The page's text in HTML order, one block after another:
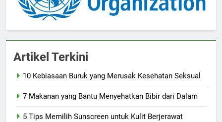
Artikel Terkini
10 Kebiasaan Buruk yang Merusak Kesehatan Seksual
7 Makanan yang Bantu Menyehatkan Bibir dari Dalam
5 Tips Memilih Sunscreen untuk Kulit Berjerawat